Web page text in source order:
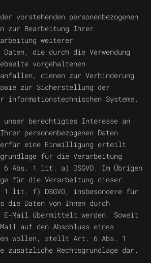
vorstehenden personenbezogenen
zur Bearbeitung Ihrer
weiterer
Daten, die durch die Verwendung
vorgehaltenen
dienen zur Verhinderung
zur Sicherstellung der
informationstechnischen Systeme.
berechtigtes Interesse an
personenbezogenen Daten.
eine Einwilligung erteilt
für die Verarbeitung
Abs. 1 lit. a) DSGVO. Im Übrigen
für die Verarbeitung dieser
1 lit. f) DSGVO, insbesondere für
die Daten von Ihnen durch
E-Mail übermittelt werden. Soweit
auf den Abschluss eines
wollen, stellt Art. 6 Abs. 1
zusätzliche Rechtsgrundlage dar.